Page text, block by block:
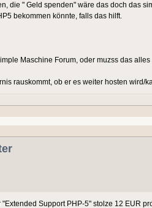
die " Geld spenden" wäre das doch das
bekommen könnte, falls das hilft.
Maschine Forum, oder muzss das
rauskommt, ob er es weiter hosten wird/
Support PHP-5" stolze 12 EUR